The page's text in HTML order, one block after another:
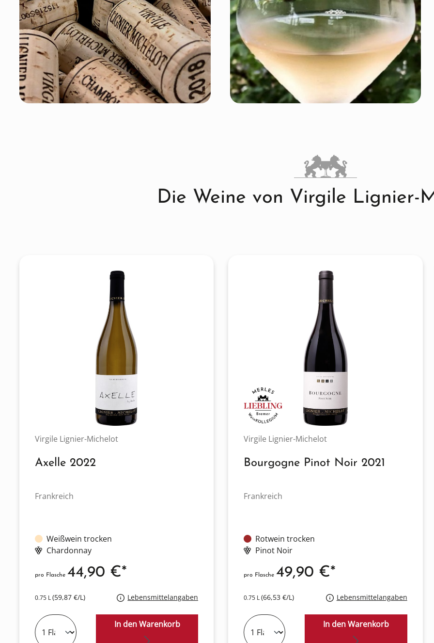
Die Weine von Virgile Lignier-
Virgile Lignier-Michelot
Axelle 2022
Frankreich
Weißwein trocken
Chardonnay
0.75 L(59,87 €/L) Lebensmittelangaben
pro Flasche 44,90 €*
In den Warenkorb
Virgile Lignier-Michelot
Bourgogne Pinot Noir 2021
Frankreich
Rotwein trocken
Pinot Noir
0.75 L(66,53 €/L) Lebensmittelangaben
pro Flasche49,90 €*
In den Warenkorb